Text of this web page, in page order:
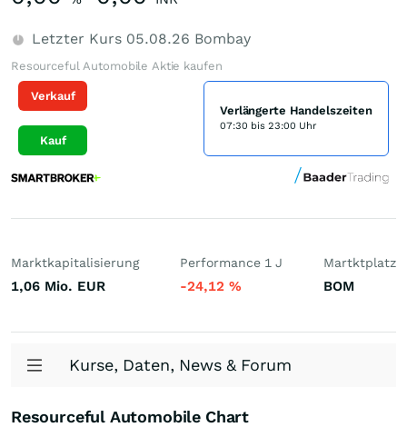
Letzter Kurs 05.08.26 Bombay
Resourceful Automobile Aktie kaufen
Verkauf
Kauf
Verlängerte Handelszeiten
07:30 bis 23:00 Uhr
Marktkapitalisierung
1,06 Mio. EUR
Performance 1 J
-24,12 %
Martktplatz
BOM
Kurse, Daten, News & Forum
Resourceful Automobile Chart